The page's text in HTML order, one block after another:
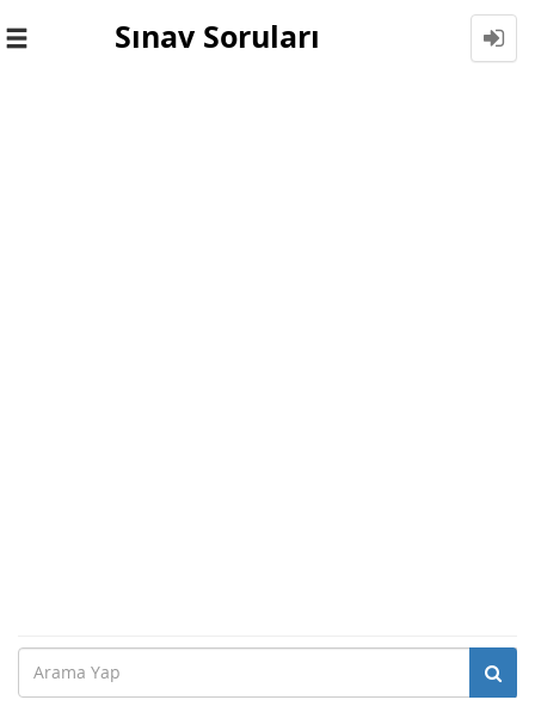
Toggle
Sınav Soruları